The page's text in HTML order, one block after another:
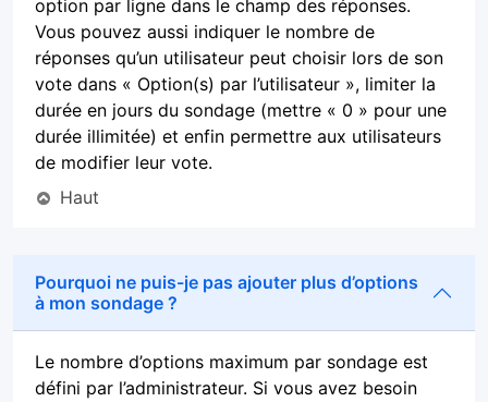
option par ligne dans le champ des réponses.
Vous pouvez aussi indiquer le nombre de
réponses qu’un utilisateur peut choisir lors de son
vote dans « Option(s) par l’utilisateur », limiter la
durée en jours du sondage (mettre « 0 » pour une
durée illimitée) et enfin permettre aux utilisateurs
de modifier leur vote.
Haut
Pourquoi ne puis-je pas ajouter plus d’options
à mon sondage ?
Le nombre d’options maximum par sondage est
défini par l’administrateur. Si vous avez besoin